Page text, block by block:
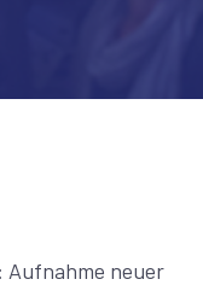
Aufnahme neuer